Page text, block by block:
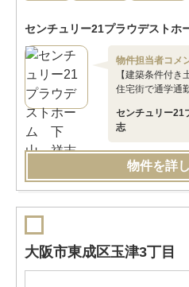
センチュリー21プラウデストホ
物件担当者コメ
【建築条件付
住宅街で通学通
センチュリー
志
物件を詳
大阪市東成区玉津3丁目